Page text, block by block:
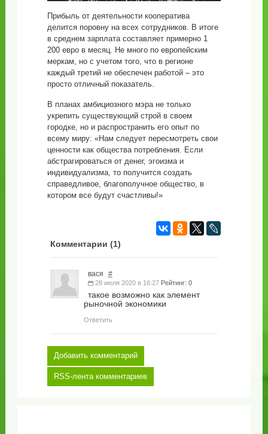
Прибыль от деятельности кооператива
делится поровну на всех сотрудников. В итоге
в среднем зарплата составляет примерно 1
200 евро в месяц. Не много по европейским
меркам, но с учетом того, что в регионе
каждый третий не обеспечен работой – это
просто отличный показатель.
В планах амбициозного мэра не только
укрепить существующий строй в своем
городке, но и распространить его опыт по
всему миру: «Нам следует пересмотреть свои
ценности как общества потребления. Если
абстрагироваться от денег, эгоизма и
индивидуализма, то получится создать
справедливое, благополучное общество, в
котором все будут счастливы!»
Комментарии (1)
вася #
28 июля 2020 в 16:27 Рейтинг: 0
такое возможно как элемент
рыночной экономики
Ответить
Добавить комментарий
RSS-лента комментариев